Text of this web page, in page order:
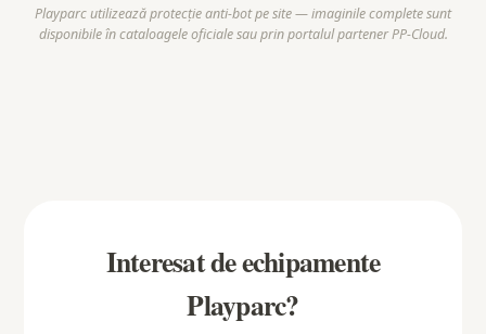
Playparc utilizează protecție anti-bot pe site — imaginile complete sunt
disponibile în cataloagele oficiale sau prin portalul partener PP-Cloud.
Interesat de echipamente
Playparc?